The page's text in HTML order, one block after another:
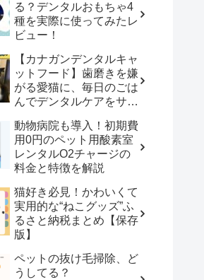
る？デンタルおもちゃ4
種を実際に使ってみたレ
ビュー！
【カナガンデンタルキャ
ットフード】歯磨きを嫌
がる愛猫に、毎日のごは
んでデンタルケアをサポ
動物病院も導入！初期費
用0円のペット用酸素室
レンタルO2チャージの
料金と特徴を解説
猫好き必見！かわいくて
実用的な“ねこグッズ”ふ
るさと納税まとめ【保存
版】
ペットの抜け毛掃除、ど
うしてる？